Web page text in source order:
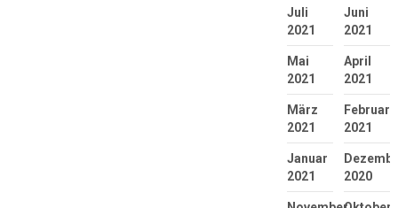
Juli
2021
Juni
2021
Mai
2021
April
2021
März
2021
Februar
2021
Januar
2021
2020